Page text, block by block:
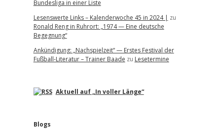
Bundesliga in einer Liste
Lesenswerte Links – Kalenderwoche 45 in 2024 | zu
Ronald Reng in Ruhrort: „1974 — Eine deutsche
Begegnung“
Ankündigung: „Nachspielzeit“ — Erstes Festival der
Fußball-Literatur – Trainer Baade zu Lesetermine
Aktuell auf „In voller Länge“
Blogs